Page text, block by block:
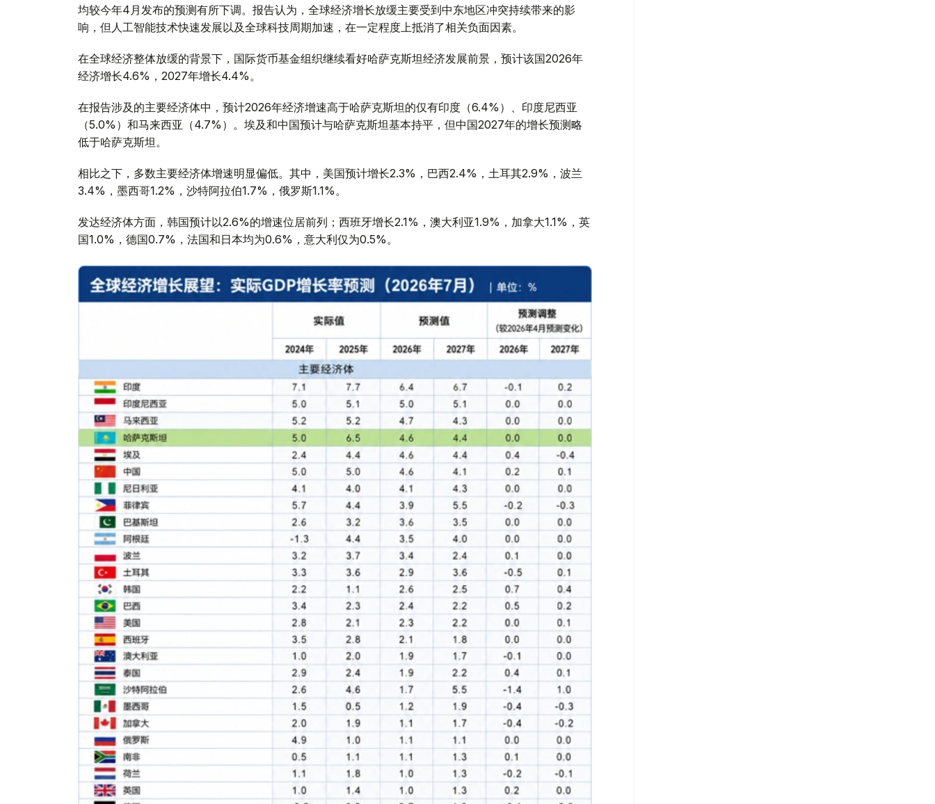
均较今年4月发布的预测有所下调。报告认为，全球经济增长放缓主要受到中东地区冲突持续带来的影
响，但人工智能技术快速发展以及全球科技周期加速，在一定程度上抵消了相关负面因素。
在全球经济整体放缓的背景下，国际货币基金组织继续看好哈萨克斯坦经济发展前景，预计该国2026年
经济增长4.6%，2027年增长4.4%。
在报告涉及的主要经济体中，预计2026年经济增速高于哈萨克斯坦的仅有印度（6.4%）、印度尼西亚
（5.0%）和马来西亚（4.7%）。埃及和中国预计与哈萨克斯坦基本持平，但中国2027年的增长预测略
低于哈萨克斯坦。
相比之下，多数主要经济体增速明显偏低。其中，美国预计增长2.3%，巴西2.4%，土耳其2.9%，波兰
3.4%，墨西哥1.2%，沙特阿拉伯1.7%，俄罗斯1.1%。
发达经济体方面，韩国预计以2.6%的增速位居前列；西班牙增长2.1%，澳大利亚1.9%，加拿大1.1%，英
国1.0%，德国0.7%，法国和日本均为0.6%，意大利仅为0.5%。